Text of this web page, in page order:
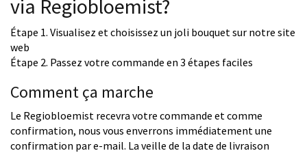
via Regiobloemist?
Étape 1. Visualisez et choisissez un joli bouquet sur notre site
web
Étape 2. Passez votre commande en 3 étapes faciles
Comment ça marche
Le Regiobloemist recevra votre commande et comme
confirmation, nous vous enverrons immédiatement une
confirmation par e-mail. La veille de la date de livraison